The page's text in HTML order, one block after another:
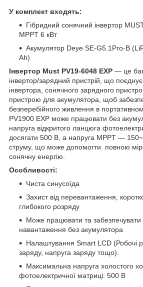
У комплект входять:
Гібридний сонячний інвертор
MPPT 6 кВт
Акумулятор Deye SE-G5.1Pro-B
Ah)
Інвертор Must PV19-6048 EXP — це
інвертор/зарядний пристрій, що поєднує
інвертора, сонячного зарядного
пристрою для акумулятора, щоб
безперебійного живлення в
PV1900 EXP може працювати без
напруга відкритого ланцюга
досягати 500 В, а напруга MPPT —
струму, що може допомогти повною
сонячну енергію.
Особливості:
Чиста синусоїда
Захист від перевантаження,
глибокого розряду
Може працювати та
навантаження без акумулятора
Налаштування Smart LCD (Робочі
заряду, напруга заряду тощо).
Максимальна напруга холостого
фотоелектричної матриці: 500 В